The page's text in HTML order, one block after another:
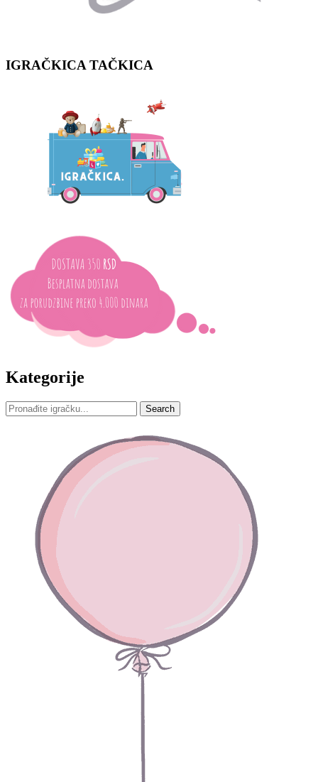
IGRAČKICA TAČKICA
Kategorije
Search